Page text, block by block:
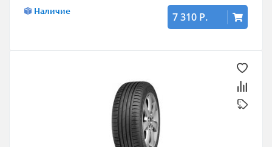
Наличие 7 310 Р.